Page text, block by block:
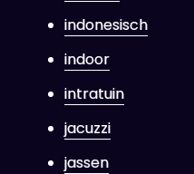
indonesisch
indoor
intratuin
jacuzzi
jassen